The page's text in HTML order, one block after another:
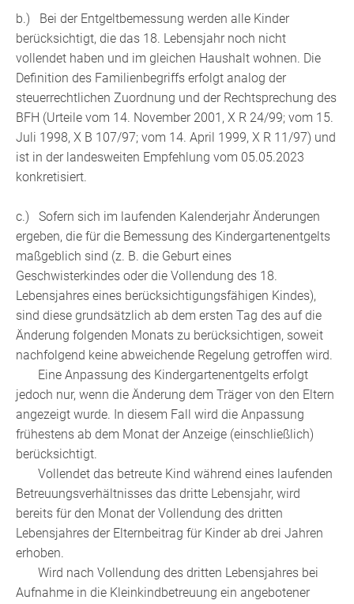
b.) Bei der Entgeltbemessung werden alle Kinder
berücksichtigt, die das 18. Lebensjahr noch nicht
vollendet haben und im gleichen Haushalt wohnen. Die
Definition des Familienbegriffs erfolgt analog der
steuerrechtlichen Zuordnung und der Rechtsprechung des
BFH (Urteile vom 14. November 2001, X R 24/99; vom 15.
Juli 1998, X B 107/97; vom 14. April 1999, X R 11/97) und
ist in der landesweiten Empfehlung vom 05.05.2023
konkretisiert.
c.) Sofern sich im laufenden Kalenderjahr Änderungen
ergeben, die für die Bemessung des Kindergartenentgelts
maßgeblich sind (z. B. die Geburt eines
Geschwisterkindes oder die Vollendung des 18.
Lebensjahres eines berücksichtigungsfähigen Kindes),
sind diese grundsätzlich ab dem ersten Tag des auf die
Änderung folgenden Monats zu berücksichtigen, soweit
nachfolgend keine abweichende Regelung getroffen wird.
Eine Anpassung des Kindergartenentgelts erfolgt
jedoch nur, wenn die Änderung dem Träger von den Eltern
angezeigt wurde. In diesem Fall wird die Anpassung
frühestens ab dem Monat der Anzeige (einschließlich)
berücksichtigt.
Vollendet das betreute Kind während eines laufenden
Betreuungsverhältnisses das dritte Lebensjahr, wird
bereits für den Monat der Vollendung des dritten
Lebensjahres der Elternbeitrag für Kinder ab drei Jahren
erhoben.
Wird nach Vollendung des dritten Lebensjahres bei
Aufnahme in die Kleinkindbetreuung ein angebotener